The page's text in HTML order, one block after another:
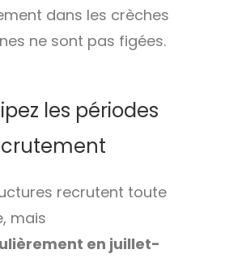
dans les crèches
ne sont pas figées.
les périodes
recrutent toute
mais
en juillet-